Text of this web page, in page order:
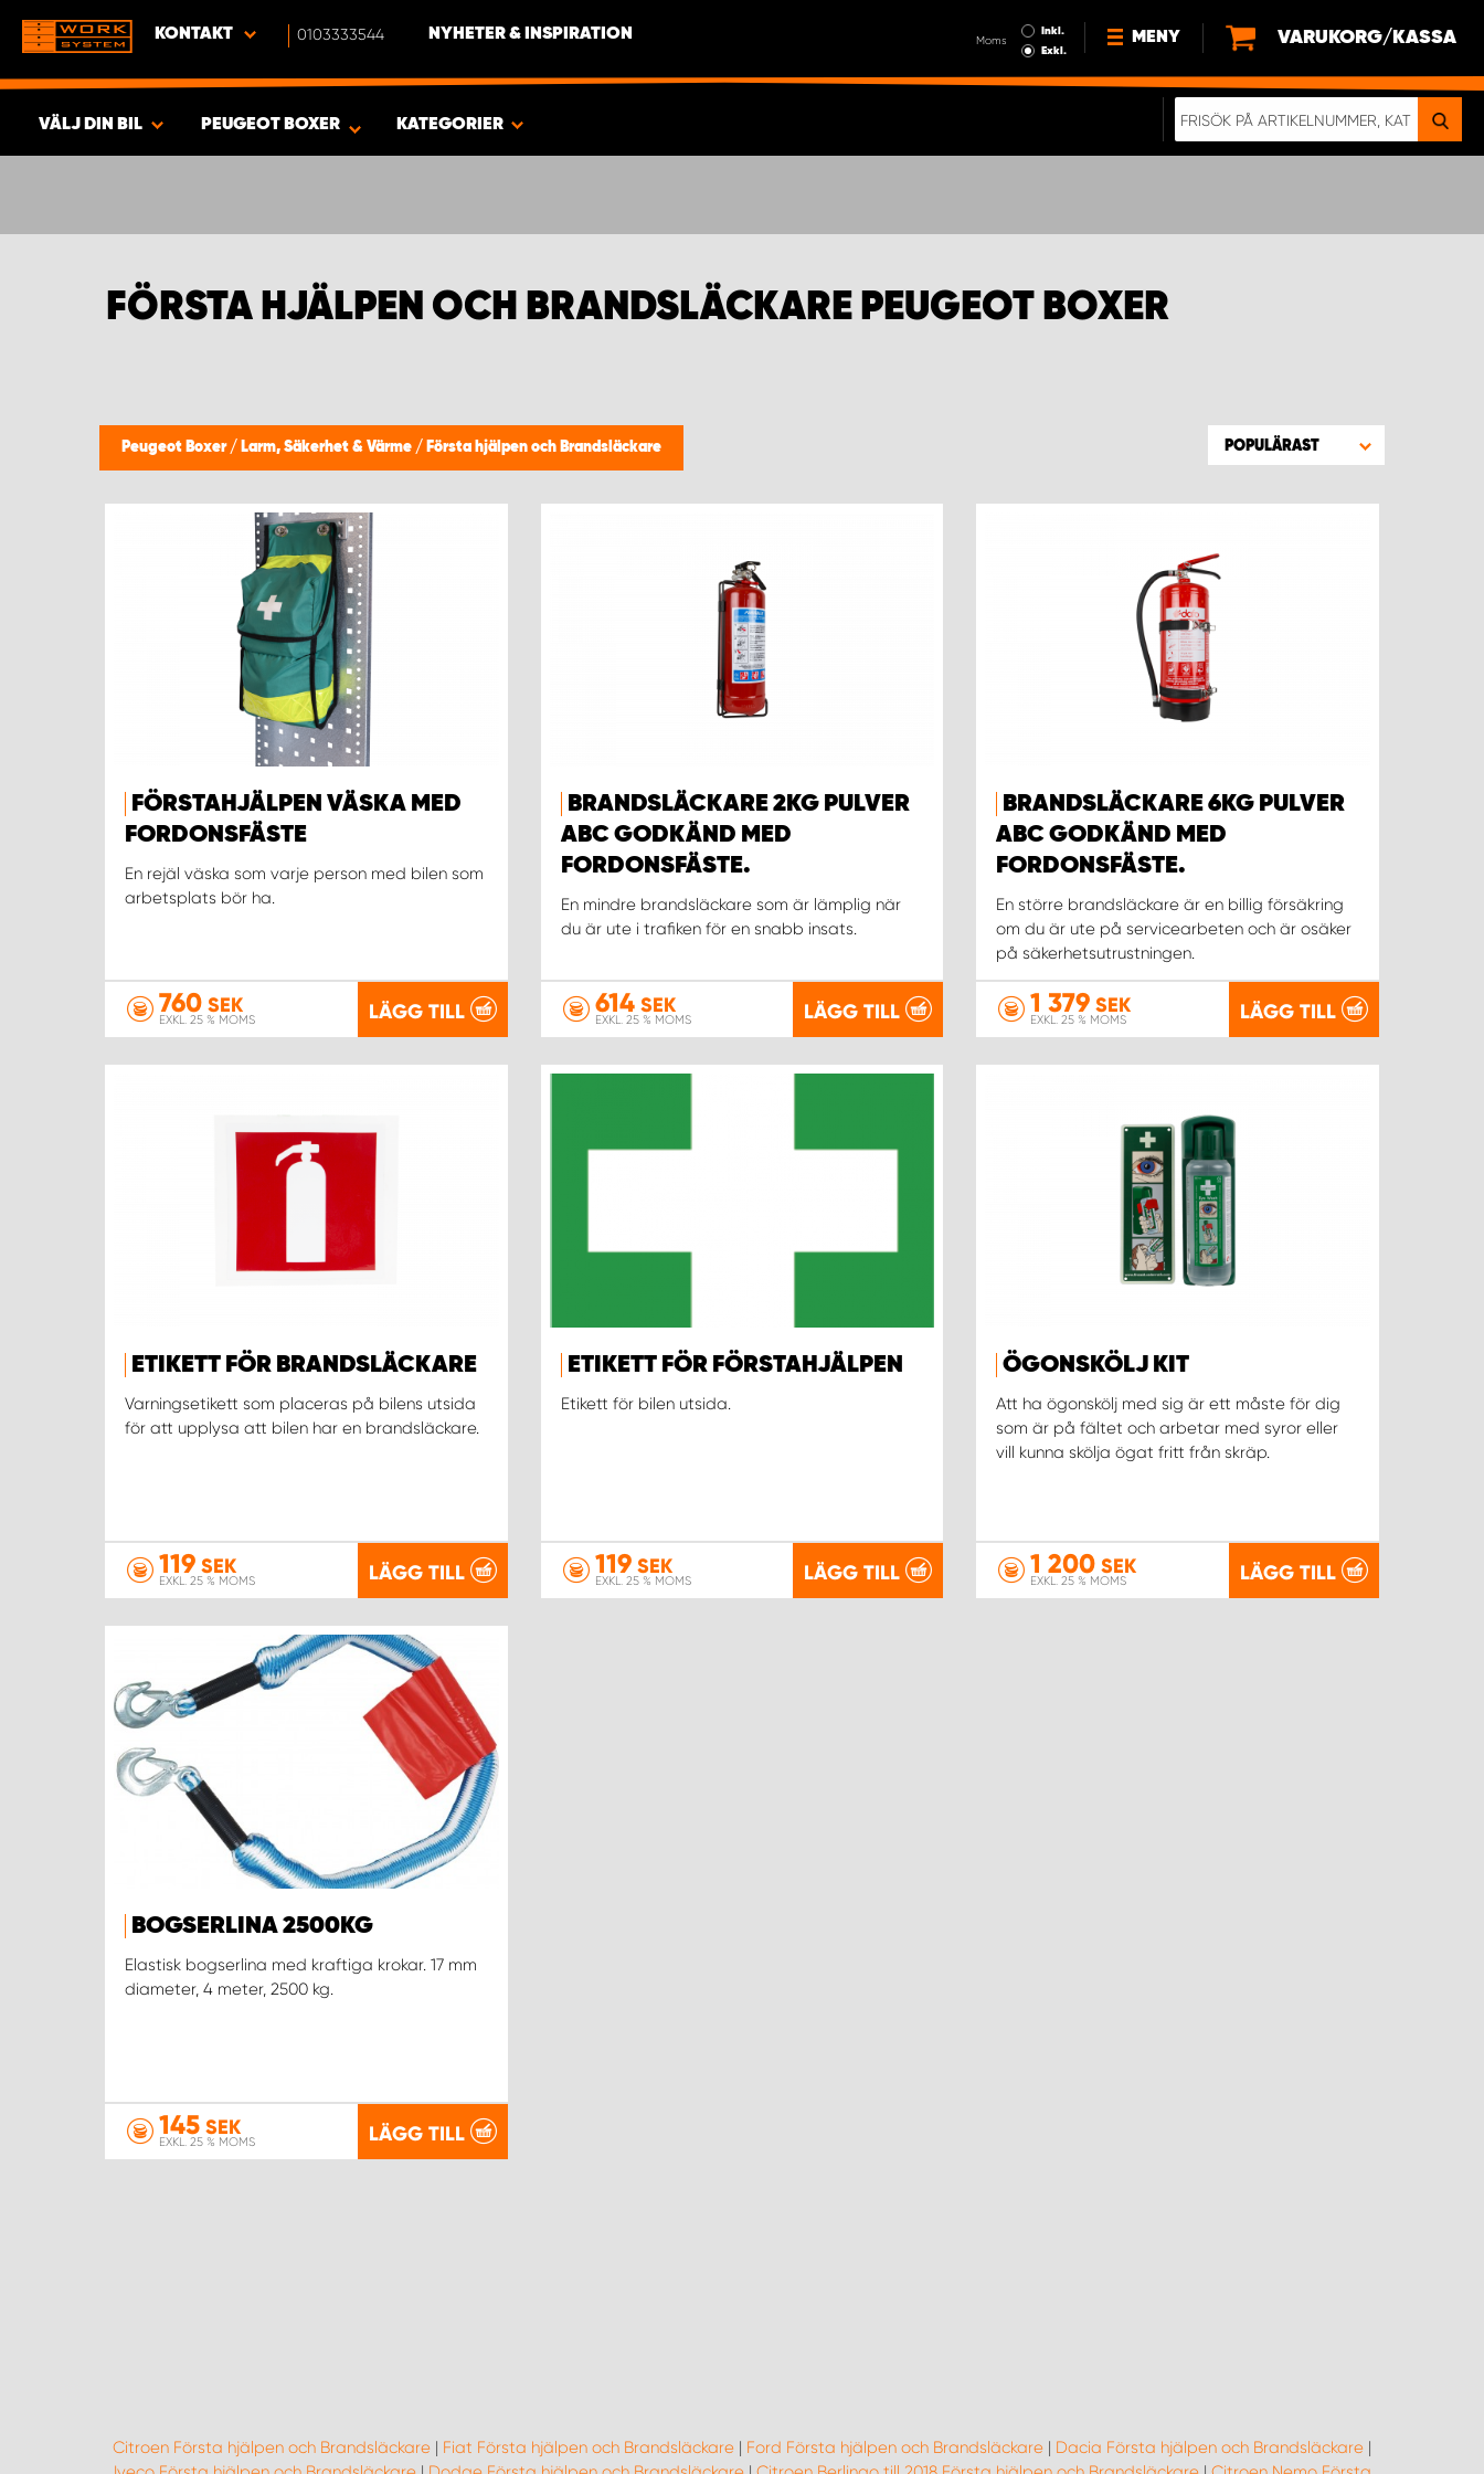
KONTAKT 0103333544 NYHETER & INSPIRATION Moms
Inkl.
Exkl.
MENY
NYHETER
ETT RIKTIGT KROCKTEST
VARUKORG/KASSA
VÄLJ DIN BIL
PRODUKTER
PEUGEOT BOXER KATEGORIER
FÖRSTA HJÄLPEN OCH BRANDSLÄCKARE PEUGEOT BOXER
Peugeot Boxer / Larm, Säkerhet & Värme / Första hjälpen och Brandsläckare POPULÄRAST
FÖRSTAHJÄLPEN VÄSKA MED
FORDONSFÄSTE
En rejäl väska som varje person med bilen som
arbetsplats bör ha.
760 SEK
EXKL. 25 % MOMS LÄGG TILL
BRANDSLÄCKARE 2KG PULVER
ABC GODKÄND MED
FORDONSFÄSTE.
En mindre brandsläckare som är lämplig när
du är ute i trafiken för en snabb insats.
614SEK
EXKL. 25 % MOMS LÄGG TILL
BRANDSLÄCKARE 6KG PULVER
ABC GODKÄND MED
FORDONSFÄSTE.
En större brandsläckare är en billig försäkring
om du är ute på servicearbeten och är osäker
på säkerhetsutrustningen.
1 379 SEK
EXKL. 25 % MOMS LÄGG TILL
ETIKETT FÖR BRANDSLÄCKARE
Varningsetikett som placeras på bilens utsida
för att upplysa att bilen har en brandsläckare.
119 SEK
EXKL. 25 % MOMS LÄGG TILL
ETIKETT FÖR FÖRSTAHJÄLPEN
Etikett för bilen utsida.
119SEK
EXKL. 25 % MOMS LÄGG TILL
ÖGONSKÖLJ KIT
Att ha ögonskölj med sig är ett måste för dig
som är på fältet och arbetar med syror eller
vill kunna skölja ögat fritt från skräp.
1 200 SEK
EXKL. 25 % MOMS LÄGG TILL
BOGSERLINA 2500KG
Elastisk bogserlina med kraftiga krokar. 17 mm
diameter, 4 meter, 2500 kg.
145 SEK
EXKL. 25 % MOMS LÄGG TILL
Citroen Första hjälpen och Brandsläckare | Fiat Första hjälpen och Brandsläckare | Ford Första hjälpen och Brandsläckare | Dacia Första hjälpen och Brandsläckare |